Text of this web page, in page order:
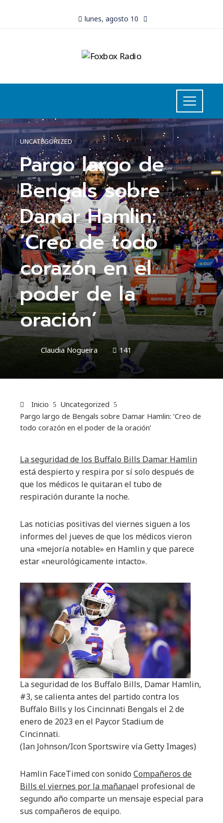
lunes, agosto 10
UNCATEGORIZED
Pargo largo de
Bengals sobre
Damar Hamlin:
‘Creo de todo
corazón en el
poder de la
oración’
Claudia Nogueira 141
Inicio
Uncategorized
Pargo largo de Bengals sobre Damar Hamlin: ‘Creo de
todo corazón en el poder de la oración’
La seguridad de los Buffalo Bills Damar Hamlin
está despierto y respira por sí solo después de
que los médicos le quitaran el tubo de
respiración durante la noche.
Las noticias positivas del viernes siguen a los
informes del jueves de que los médicos vieron
una «mejoría notable» en Hamlin y que parece
estar «neurológicamente intacto».
La seguridad de los Buffalo Bills, Damar Hamlin,
#3, se calienta antes del partido contra los
Buffalo Bills y los Cincinnati Bengals el 2 de
enero de 2023 en el Paycor Stadium de
Cincinnati.
(Ian Johnson/Icon Sportswire vía Getty Images)
Hamlin FaceTimed con sonido Compañeros de
Bills el viernes por la mañanael profesional de
segundo año comparte un mensaje especial para
sus compañeros de equipo.